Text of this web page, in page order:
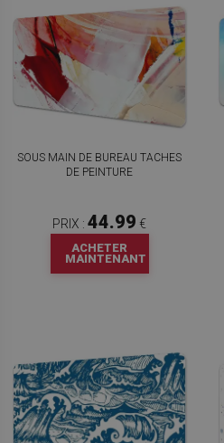
SOUS MAIN DE BUREAU TACHES
DE PEINTURE
PRIX : 44.99 €
ACHETER
MAINTENANT